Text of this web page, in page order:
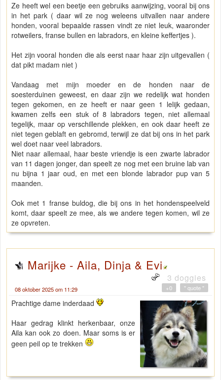
Ze heeft wel een beetje een gebruiks aanwijzing, vooral bij ons
in het park ( daar wil ze nog weleens uitvallen naar andere
honden, vooral bepaalde rassen vindt ze niet leuk, waaronder
rotweilers, franse bullen en labradors, en kleine keffertjes ).
Het zijn vooral honden die als eerst naar haar zijn uitgevallen (
dat pikt madam niet )
Vandaag met mijn moeder en de honden naar de
soesterduinen geweest, en daar zijn we redelijk wat honden
tegen gekomen, en ze heeft er naar geen 1 lelijk gedaan,
kwamen zelfs een stuk of 8 labradors tegen, niet allemaal
tegelijk, maar op verschillende plekken, en ook daar heeft ze
niet tegen geblaft en gebromd, terwijl ze dat bij ons in het park
wel doet naar veel labradors.
Niet naar allemaal, haar beste vriendje is een zwarte labrador
van 11 dagen jonger, dan speelt ze nog met een bruine lab van
nu bijna 1 jaar oud, en met een blonde labrador pup van 5
maanden.
Ook met 1 franse buldog, die bij ons in het hondenspeelveld
komt, daar speelt ze mee, als we andere tegen komen, wil ze
ze opvreten.
Marijke - Aila, Dinja & Evi
3 doggies
08 oktober 2025 om 11:29 " quote "
+0
Prachtige dame inderdaad
Haar gedrag klinkt herkenbaar, onze
Aila kan ook zo doen. Maar soms is er
geen peil op te trekken